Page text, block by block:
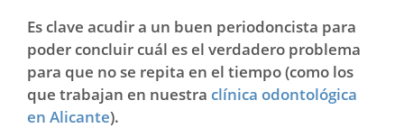
Es clave acudir a un buen periodoncista para
poder concluir cuál es el verdadero problema
para que no se repita en el tiempo (como los
que trabajan en nuestra clínica odontológica
en Alicante).